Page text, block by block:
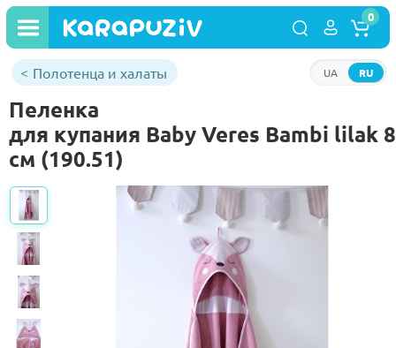
RU
UA
0
Полотенца и халаты
Пеленка
для купания Baby Veres Bambi lilak
см (190.51)